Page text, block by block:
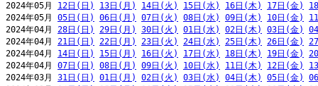
2024年05月 12日(日) 13日(月) 14日(火) 15日(水) 16日(木) 17日(金)
2024年05月 05日(日) 06日(月) 07日(火) 08日(水) 09日(木) 10日(金)
2024年04月 28日(日) 29日(月) 30日(火) 01日(水) 02日(木) 03日(金)
2024年04月 21日(日) 22日(月) 23日(火) 24日(水) 25日(木) 26日(金)
2024年04月 14日(日) 15日(月) 16日(火) 17日(水) 18日(木) 19日(金)
2024年04月 07日(日) 08日(月) 09日(火) 10日(水) 11日(木) 12日(金)
2024年03月 31日(日) 01日(月) 02日(火) 03日(水) 04日(木) 05日(金)